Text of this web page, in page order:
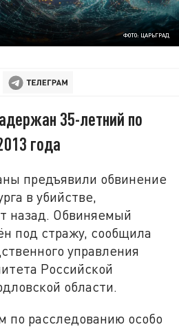
ФОТО: ЦАРЬГРАД
35-летний по
года
предъявили обвинение
в убийстве,
назад. Обвиняемый
под стражу, сообщила
управления
Российской
области.
по расследованию особо